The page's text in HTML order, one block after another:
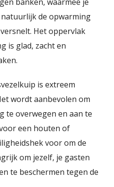
banken, waarmee je
de opwarming
Het oppervlak
is glad, zacht en
is extreem
wordt aanbevolen om
te overwegen en aan te
een houten of
voor om de
om jezelf, je gasten
te beschermen tegen de